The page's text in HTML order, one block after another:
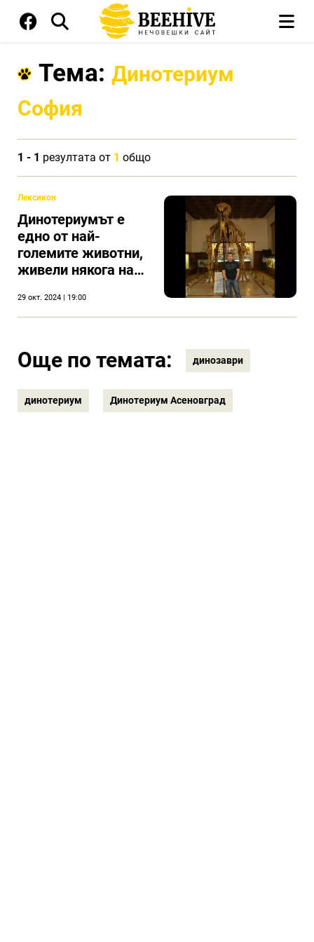
Тема: Динотериум
София
1 - 1 резултата от 1 общо
Лексикон
Динотериумът е
едно от най-
големите животни,
живели някога на
29 окт. 2024 | 19:00
Още по темата: динозаври
динотериум Динотериум Асеновград